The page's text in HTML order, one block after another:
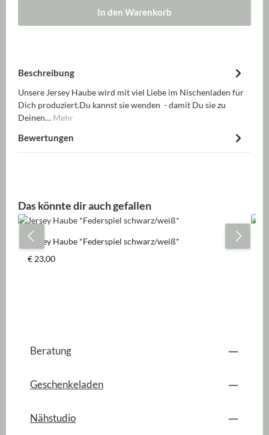
In den Warenkorb
Beschreibung
Unsere Jersey Haube wird mit viel Liebe im Nischenladen für
Dich produziert.Du kannst sie wenden - damit Du sie zu
Deinen… Mehr
Bewertungen
Produktgalerie überspringen
Das könnte dir auch gefallen
Jersey Haube *Federspiel schwarz/weiß*
Regulärer Preis:
€ 23,00
Beratung
Geschenkeladen
Nähstudio